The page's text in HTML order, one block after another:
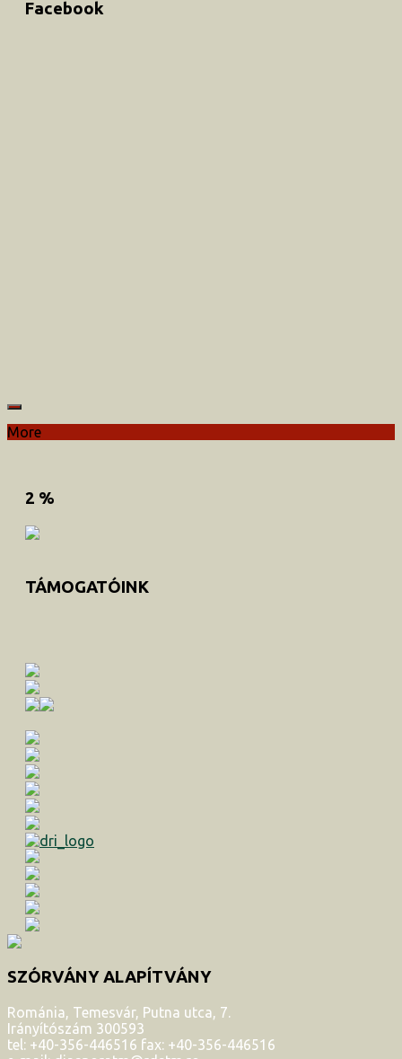
Facebook
More
2 %
TÁMOGATÓINK
SZÓRVÁNY ALAPÍTVÁNY
Románia, Temesvár, Putna utca, 7.
Irányítószám 300593
tel: +40-356-446516 fax: +40-356-446516